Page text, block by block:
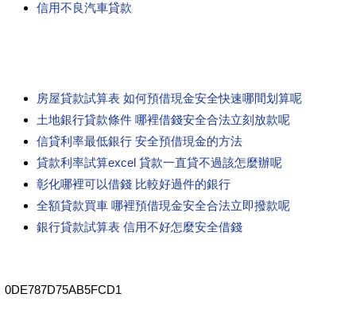
信用不良汽車貸款
房屋貸款試算表 如何預借現金安全快速哪間划算呢
土地銀行貸款條件 哪裡借錢安全合法立刻放款呢
信貸利率最低銀行 安全預借現金的方法
貸款利率試算excel 貸款一直貸不過該怎麼辦呢
彰化哪裡可以借錢 比較好過件的銀行
全額貸款買車 哪裡預借現金安全合法立即撥款呢
銀行貸款試算表 信用不好怎麼安全借錢
0DE787D75AB5FCD1